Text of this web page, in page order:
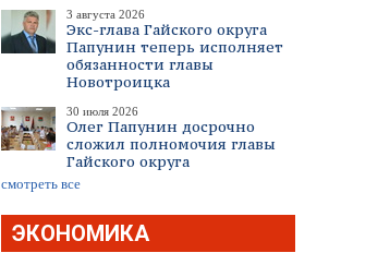
3 августа 2026
Экс-глава Гайского округа
Папунин теперь исполняет
обязанности главы
Новотроицка
30 июля 2026
Олег Папунин досрочно
сложил полномочия главы
Гайского округа
смотреть все
ЭКОНОМИКА